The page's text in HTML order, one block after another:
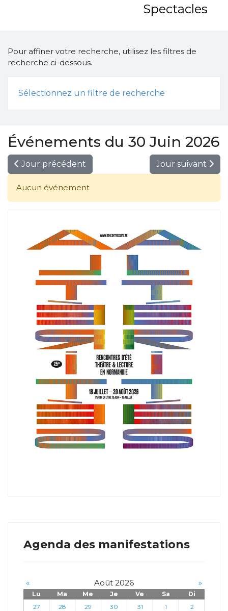
Spectacles
Pour affiner votre recherche, utilisez les filtres de
recherche ci-dessous.
Sélectionnez un filtre de recherche
Événements du 30 Juin 2026
Jour précédent Jour suivant
Aucun événement
Agenda des manifestations
« Août 2026 »
Lu Ma Me Je Ve Sa
Di
27
28 29 30 31 1
2